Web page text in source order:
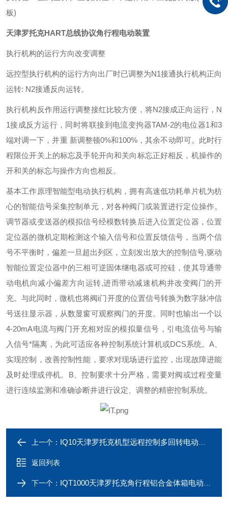
板)
天津罗托克HART总线协议角行程电动装置
执行机构的运行方向改变调整
远控型执行机构的运行方向出厂时已调整为N1接通执行机构正向
运转: N2接通反向运转。
执行机构反作用运行调整接红比较方便，将N2接成正向运行，N
1接成反方运行，同时将联接到电流变拘器TAM-2的电位器1和3
端对调一下，并重 新调整顿0%和100%，其余不动即可。此时行
程限位开关上的标忘及手轮开向和关向标忘正好相反，机操作的
开和关的标忘与操作方向也相反。
基本工作原理智能型电动执行机构，拥有高速低功耗单片机为枋
心的智能信号采集控制单元，对各种阀门或装置进行定位操作。
调节器或变送器的模拟信号经模数转换后进入位置定位器，位置
定位器的微机定期检测这个输入信号和位置反馈信号，当两个信
号不平衡时，偏差一旦超出列区，立刻发出放大的控制信号,驱动
智能位置定位器中的三相可逆固体继电器或可控硅，使其导通带
动电机向减小偏差方向运转,进而带动减速机构井改变阀门的开
充。与此同时，微机也将阀i门开度的位置信号转换为数字脉冲信
号送往显示器，从数显窗可观察阀门的开度。同时也输出一个以
4-20mA电流与阀门开充相对应的模拟量信号，引电流信号与输
入信号*隔离，为此可适应各种控制系统计算机或DCS系统。 A、
实现控制，改善控制性能，要求对现场进行监控，出现故障进能
及时处理或停机。 B、控制要求十分严格，需要对阀或过程变量
进行连续监测和准确诊断井进行设定、调整的精密控制系统。
上一个： IQ10天津罗托克机型远程控制多回转电动执行器
返回列表
下一个： IQT1000天津罗托克角行程铝合金体箱电动阀门